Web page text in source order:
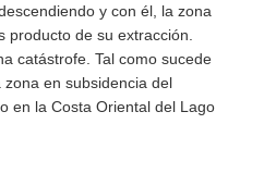
y con él, la zona
producto de su extracción.
catástrofe. Tal como sucede
en subsidencia del
en la Costa Oriental del Lago